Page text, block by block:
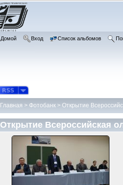
Домой Вход Список альбомов
Главная > Фотобанк> Открытие
Открытие Всероссийская